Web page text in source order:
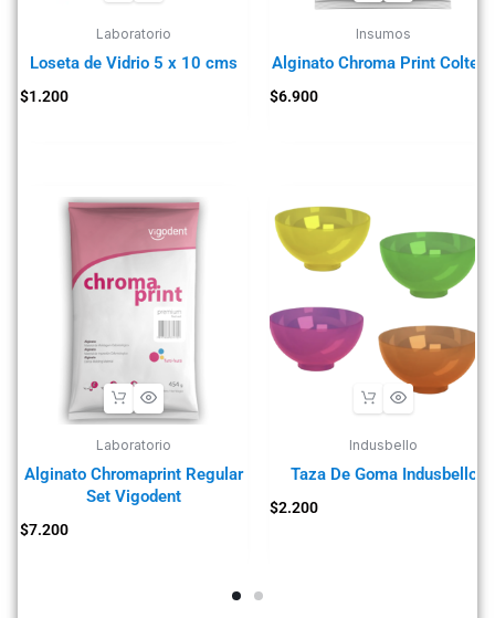
Laboratorio
Loseta de Vidrio 5 x 10 cms
$1.200
Insumos
Alginato Chroma Print Coltene
$6.900
Laboratorio
Alginato Chromaprint Regular
Set Vigodent
$7.200
Indusbello
Taza De Goma Indusbello
$2.200